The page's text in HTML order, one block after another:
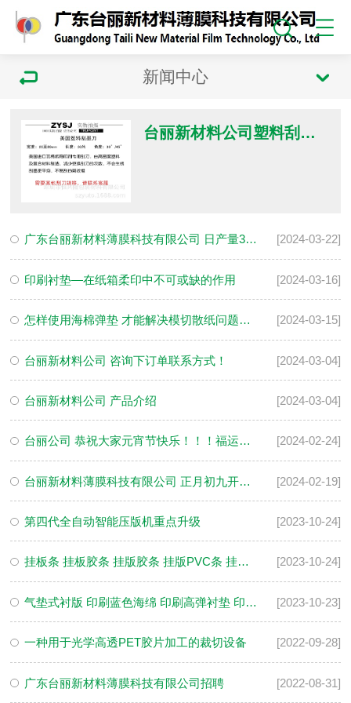
新闻中心
台丽新材料公司塑料刮墨刀 水墨刮刀 纸箱印刷机 专用刮刀
广东台丽新材料薄膜科技有限公司 日产量30-50吨（月产量1000吨以上），总投资接近一个亿！！！ [2024-03-22]
印刷衬垫—在纸箱柔印中不可或缺的作用 [2024-03-16]
怎样使用海棉弹垫 才能解决模切散纸问题呢？ [2024-03-15]
台丽新材料公司 咨询下订单联系方式！ [2024-03-04]
台丽新材料公司 产品介绍 [2024-03-04]
台丽公司 恭祝大家元宵节快乐！！！福运财运好运连 [2024-02-24]
台丽新材料薄膜科技有限公司 正月初九开工啦！！！ [2024-02-19]
第四代全自动智能压版机重点升级 [2023-10-24]
挂板条 挂板胶条 挂版胶条 挂版PVC条 挂板PVC条 水墨印刷机挂版条 水墨印刷机挂板条 挂板ABS条 挂版ABS条 [2023-10-24]
气垫式衬版 印刷蓝色海绵 印刷高弹衬垫 印刷蓝色衬垫 印刷蓝色气垫式衬版 [2023-10-23]
一种用于光学高透PET胶片加工的裁切设备 [2022-09-28]
广东台丽新材料薄膜科技有限公司招聘 [2022-08-31]